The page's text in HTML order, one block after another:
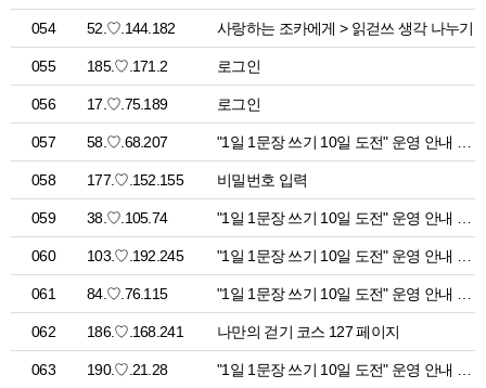
054 52.♡.144.182 사랑하는 조카에게 > 읽걷쓰 생각 나누기
055 185.♡.171.2 로그인
056 17.♡.75.189 로그인
057 58.♡.68.207
058 177.♡.152.155 비밀번호 입력
059 38.♡.105.74
060 103.♡.192.245
061 84.♡.76.115
062 186.♡.168.241 나만의 걷기 코스 127 페이지
063 190.♡.21.28